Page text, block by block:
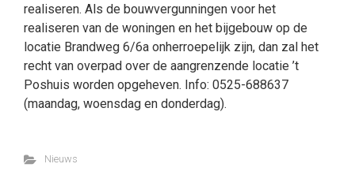
realiseren. Als de bouwvergunningen voor het
realiseren van de woningen en het bijgebouw op de
locatie Brandweg 6/6a onherroepelijk zijn, dan zal het
recht van overpad over de aangrenzende locatie ’t
Poshuis worden opgeheven. Info: 0525-688637
(maandag, woensdag en donderdag).
Nieuws